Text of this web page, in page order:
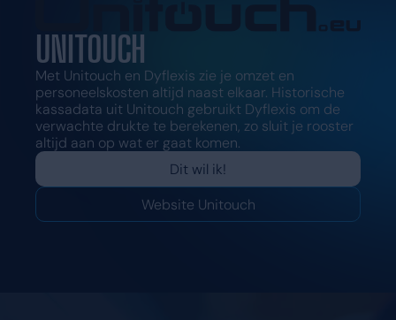
PRIJZEN
Contact
Support
Login
PRIJZEN
Contact
Support
Login
UNITOUCH
Met Unitouch en Dyflexis zie je omzet en
personeelskosten altijd naast elkaar. Historische
kassadata uit Unitouch gebruikt Dyflexis om de
verwachte drukte te berekenen, zo sluit je rooster
altijd aan op wat er gaat komen.
Dit wil ik!
Website Unitouch